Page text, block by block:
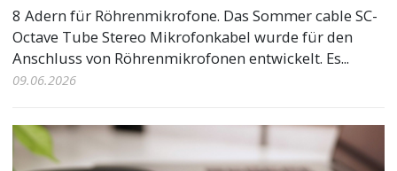
8 Adern für Röhrenmikrofone. Das Sommer cable SC-
Octave Tube Stereo Mikrofonkabel wurde für den
Anschluss von Röhrenmikrofonen entwickelt. Es...
09.06.2026